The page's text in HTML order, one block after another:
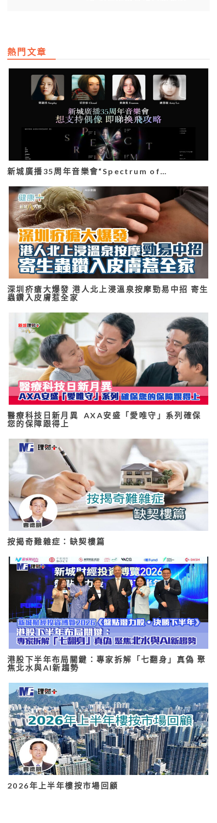
熱門文章
新城廣播35周年音樂會“Spectrum of…
深圳疥瘡大爆發 港人北上浸溫泉按摩勁易中招 寄生
蟲鑽入皮膚惹全家
醫療科技日新月異 AXA安盛「愛唯守」系列確保
您的保障跟得上
按揭奇難雜症：缺契樓篇
港股下半年布局關鍵：專家拆解「七翻身」真偽 聚
焦北水與AI新趨勢
2026年上半年樓按市場回顧